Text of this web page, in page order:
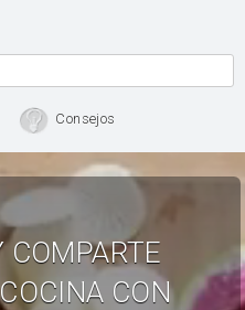
Consejos
COMPARTE
CON